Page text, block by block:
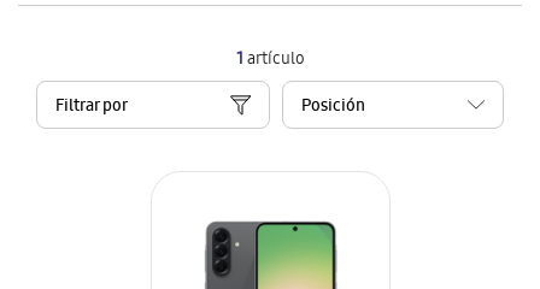
1artículo
Filtrar por